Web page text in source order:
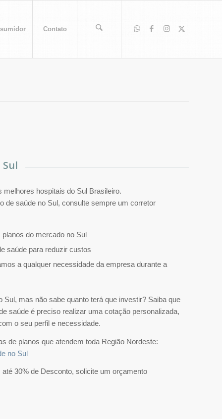
Contato
hospitais do Sul Brasileiro.
de saúde no Sul, consulte sempre um corretor
do mercado no Sul
saúde para reduzir custos
a qualquer necessidade da empresa durante a
Sul, mas não sabe quanto terá que investir? Saiba que
saúde é preciso realizar uma cotação personalizada,
o seu perfil e necessidade.
de planos que atendem toda Região Nordeste:
no Sul
30% de Desconto, solicite um orçamento